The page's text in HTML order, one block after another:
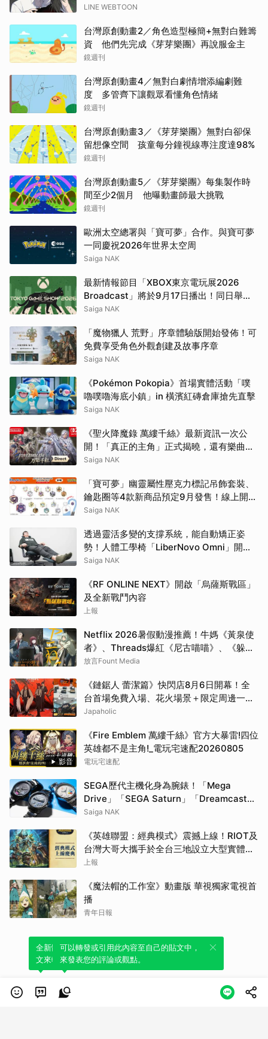
LINE WEBTOON
台灣原創動畫2／角色造型極簡+無對白難籌
資 他們先完成《芽芽樂團》再說服金主
鏡週刊
台灣原創動畫4／無對白劇情增添編劇難
度 多管齊下讓觀眾看懂角色情緒
鏡週刊
台灣原創動畫3／《芽芽樂團》無對白卻保
留想像空間 孩童每分鐘視線專注度達98%
鏡週刊
台灣原創動畫5／《芽芽樂團》每集製作時
間至少2個月 他曝動畫師最大挑戰
鏡週刊
歐洲太空總署與「寶可夢」合作。與寶可夢
一同慶祝2026年世界太空周
Saiga NAK
最新情報節目「XBOX東京電玩展2026
Broadcast」將於9月17日播出！同日舉辦
的「XBOX FanFest Tokyo」報名亦開始接
Saiga NAK
「魔物獵人 荒野」序章體驗版開始發佈！可
免費享受角色外觀創建及故事序章
Saiga NAK
《Pokémon Pokopia》首場實體活動「噗
嚕噗嚕海底小鎮」in 橫濱紅磚倉庫搶先直擊
Saiga NAK
《聖火降魔錄 萬縷千絲》最新資訊一次公
開！「真正的主角」正式揭曉，還有樂曲上
架、漫畫連載等新消息
Saiga NAK
「寶可夢」幽靈屬性壓克力標記吊飾套裝、
鑰匙圈等4款新商品預定9月發售！線上開放
預購中
Saiga NAK
透過靈活多變的支撐系統，能自動矯正姿
勢！人體工學椅「LiberNovo Omni」開箱
＆評測！
Saiga NAK
《RF ONLINE NEXT》開啟「烏薩斯戰區」
及全新戰鬥內容
上報
Netflix 2026暑假動漫推薦！牛媽《黃泉使
者》、Threads爆紅《尼古喵喵》、《躲在
超市後門抽菸的兩人》7部話題必追番一次
放言Fount Media
《鏈鋸人 蕾潔篇》快閃店8月6日開幕！全
台首場免費入場、花火場景＋限定周邊一次
看
Japaholic
影音
《Fire Emblem 萬縷千絲》官方大暴雷!四位
英雄都不是主角!_電玩宅速配20260805
電玩宅速配
SEGA歷代主機化身為腕錶！「Mega
Drive」「SEGA Saturn」「Dreamcast」
3款型號開放預購
Saiga NAK
《英雄聯盟：經典模式》震撼上線！RIOT及
台灣大哥大攜手於全台三地設立大型實體裝
置、實況主接力開播，上線慶典重燃玩家
上報
《魔法帽的工作室》動畫版 華視獨家電視首
播
青年日報
全新體驗！一鍵引用此內容，透過發布貼
文來輕鬆表達個人立場。
可以轉發或引用此內容至自己的貼文中，
來發表您的評論或觀點。